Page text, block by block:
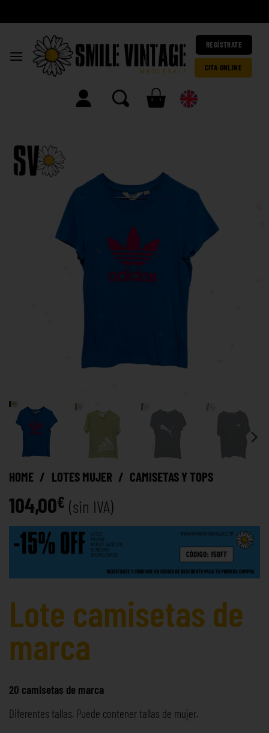
REGÍSTRATE
CITA ONLINE
HOME / LOTES MUJER / CAMISETAS Y TOPS
104,00€ (sin IVA)
Lote camisetas de
marca
20 camisetas de marca
Diferentes tallas. Puede contener tallas de mujer.